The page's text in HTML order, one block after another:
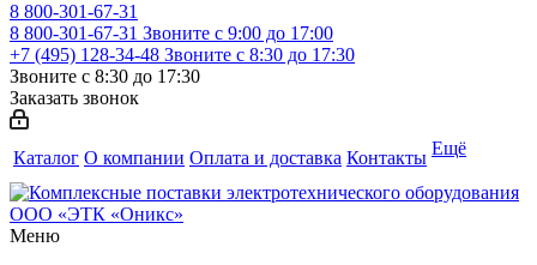
8 800-301-67-31
8 800-301-67-31 Звоните с 9:00 до 17:00
+7 (495) 128-34-48 Звоните с 8:30 до 17:30
Звоните с 8:30 до 17:30
Заказать звонок
Каталог О компании Оплата и доставка Контакты Ещё
Меню